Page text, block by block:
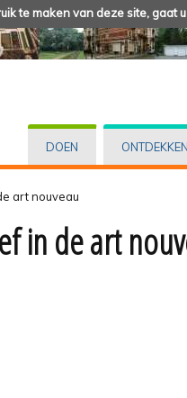
te maken van deze site, gaat
DOEN ONTDEKKEN
art nouveau
in de art